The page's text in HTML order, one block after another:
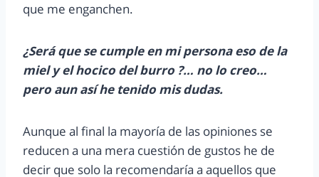
que me enganchen.
¿Será que se cumple en mi persona eso de la
miel y el hocico del burro ?… no lo creo…
pero aun así he tenido mis dudas.
Aunque al final la mayoría de las opiniones se
reducen a una mera cuestión de gustos he de
decir que solo la recomendaría a aquellos que